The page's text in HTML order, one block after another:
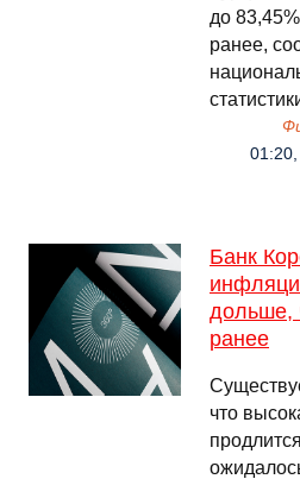
до
ранее,
Банк
дольше,
ранее
что